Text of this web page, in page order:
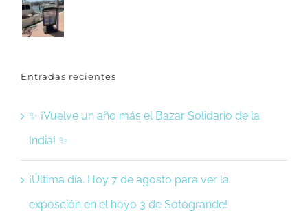
Entradas recientes
✨ ¡Vuelve un año más el Bazar Solidario de la
India! ✨
¡Última día. Hoy 7 de agosto para ver la
exposción en el hoyo 3 de Sotogrande!